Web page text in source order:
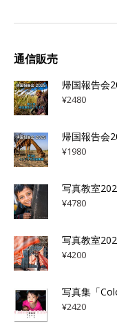
通信販売
帰国報告会
¥2480
帰国報告会
¥1980
写真教室
¥4780
写真教室
¥4200
写真集「
¥2420